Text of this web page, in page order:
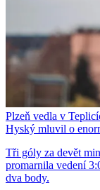
Plzeň vedla v
Hyský mluvil o
Tři góly za devět
promarnila vedení
dva body.